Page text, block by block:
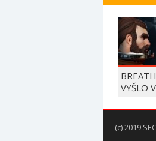
VYŠLO
DIEL
(c) 2019